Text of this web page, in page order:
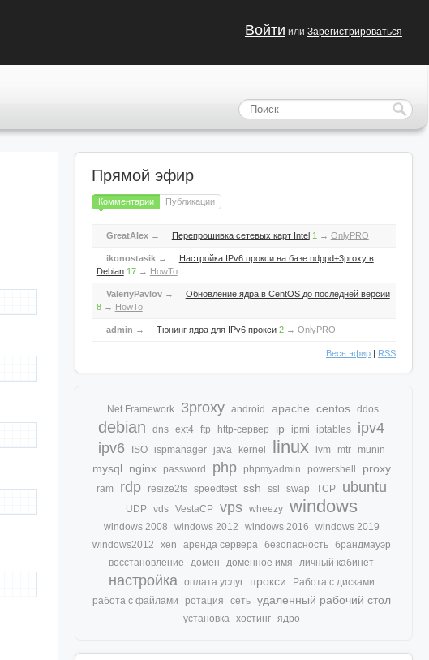
Войти или Зарегистрироваться
Прямой эфир
Комментарии Публикации
GreatAlex→ Перепрошивка сетевых карт Intel 1 → OnlyPRO
ikonostasik→
Настройка IPv6 прокси на базе ndppd+3proxy в
Debian 17→ HowTo
ValeriyPavlov→
Обновление ядра в CentOS до последней версии
8→ HowTo
admin → Тюнинг ядра для IPv6 прокси 2→ OnlyPRO
Весь эфир| RSS
.Net Framework 3proxy android apache centos ddos
debian dns ext4 ftp http-сервер ip ipmi iptables
ipv4
ipv6
ISO ispmanager java kernel linux lvm mtr munin
mysql nginx password php phpmyadmin powershell proxy
ram rdp resize2fs speedtest ssh ssl swap TCP ubuntu
UDP vds VestaCP vps wheezy windows
windows 2008 windows 2012 windows 2016
windows 2019
windows2012
xen аренда сервера безопасность брандмауэр
восстановление
домен доменное имя личный кабинет
настройка оплата услуг прокси
Работа с дисками
работа с файлами
ротация сеть удаленный рабочий стол
установка хостинг ядро